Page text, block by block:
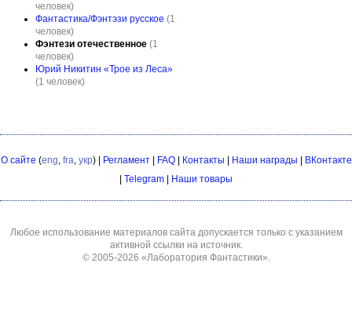
человек)
Фантастика/Фэнтэзи русское (1
человек)
Фэнтези отечественное (1
человек)
Юрий Никитин «Трое из Леса»
(1 человек)
О сайте (eng, fra, укр) | Регламент| FAQ| Контакты Наши награды
ВКонтакте
Telegram Наши товары
Любое использование материалов сайта допускается только с указанием
активной ссылки на источник.
© 2005-2026 «Лаборатория Фантастики».